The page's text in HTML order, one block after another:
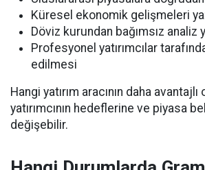
Küresel ekonomik gelişmeleri
Döviz kurundan bağımsız analiz
Profesyonel yatırımcılar
edilmesi
Hangi yatırım aracının daha avantajlı
yatırımcının hedeflerine ve piyasa
değişebilir.